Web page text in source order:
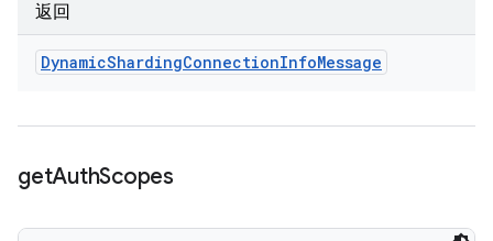
返回
DynamicShardingConnectionInfoMessage
getAuthScopes